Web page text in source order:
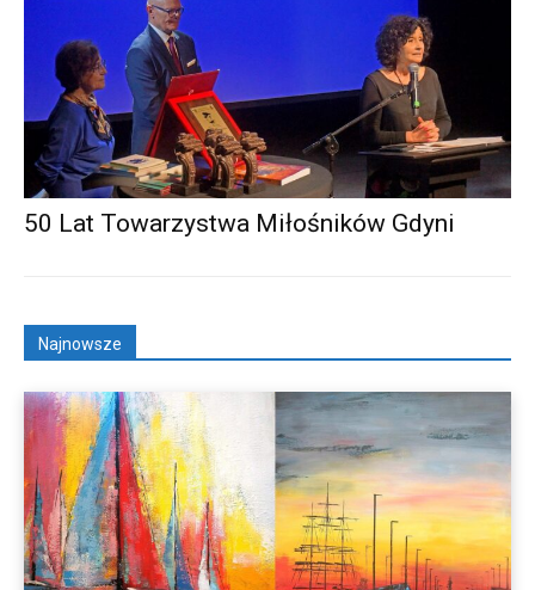
50 Lat Towarzystwa Miłośników Gdyni
Najnowsze